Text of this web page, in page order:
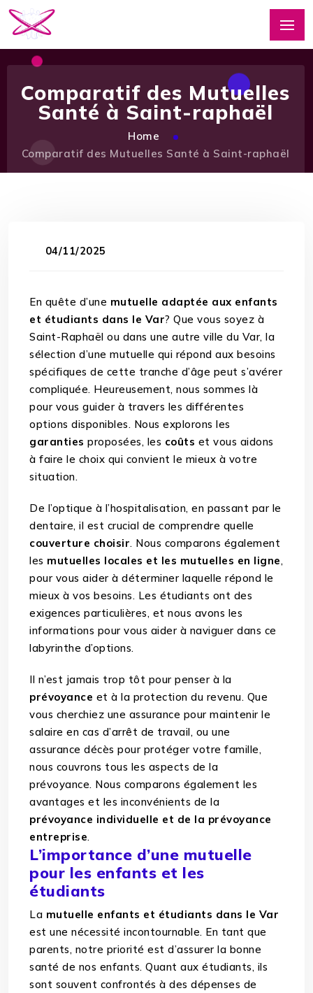
Comparatif des Mutuelles
Santé à Saint-raphaël
Home
Comparatif des Mutuelles Santé à Saint-raphaël
04/11/2025
En quête d’une mutuelle adaptée aux enfants
et étudiants dans le Var? Que vous soyez à
Saint-Raphaël ou dans une autre ville du Var, la
sélection d’une mutuelle qui répond aux besoins
spécifiques de cette tranche d’âge peut s’avérer
compliquée. Heureusement, nous sommes là
pour vous guider à travers les différentes
options disponibles. Nous explorons les
garanties proposées, les coûts et vous aidons
à faire le choix qui convient le mieux à votre
situation.
De l’optique à l’hospitalisation, en passant par le
dentaire, il est crucial de comprendre quelle
couverture choisir. Nous comparons également
les mutuelles locales et les mutuelles en ligne,
pour vous aider à déterminer laquelle répond le
mieux à vos besoins. Les étudiants ont des
exigences particulières, et nous avons les
informations pour vous aider à naviguer dans ce
labyrinthe d’options.
Il n’est jamais trop tôt pour penser à la
prévoyance et à la protection du revenu. Que
vous cherchiez une assurance pour maintenir le
salaire en cas d’arrêt de travail, ou une
assurance décès pour protéger votre famille,
nous couvrons tous les aspects de la
prévoyance. Nous comparons également les
avantages et les inconvénients de la
prévoyance individuelle et de la prévoyance
entreprise.
L’importance d’une mutuelle
pour les enfants et les
étudiants
La mutuelle enfants et étudiants dans le Var
est une nécessité incontournable. En tant que
parents, notre priorité est d’assurer la bonne
santé de nos enfants. Quant aux étudiants, ils
sont souvent confrontés à des dépenses de